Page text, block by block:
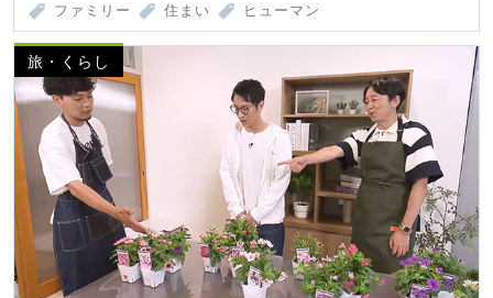
ファミリー 住まい ヒューマン
旅・くらし